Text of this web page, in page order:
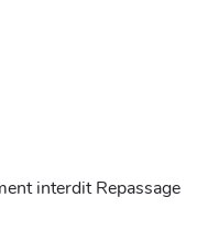
interdit Repassage